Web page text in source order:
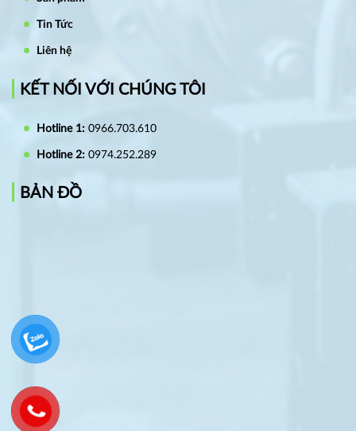
Tin Tức
Liên hệ
KẾT NỐI VỚI CHÚNG TÔI
Hotline 1: 0966.703.610
Hotline 2: 0974.252.289
BẢN ĐỒ